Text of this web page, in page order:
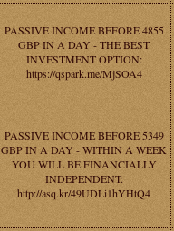
PASSIVE INCOME BEFORE 4855
GBP IN A DAY - THE BEST
INVESTMENT OPTION:
https://qspark.me/MjSOA4
PASSIVE INCOME BEFORE 5349
GBP IN A DAY - WITHIN A WEEK
YOU WILL BE FINANCIALLY
INDEPENDENT:
http://asq.kr/49UDLi1hYHtQ4